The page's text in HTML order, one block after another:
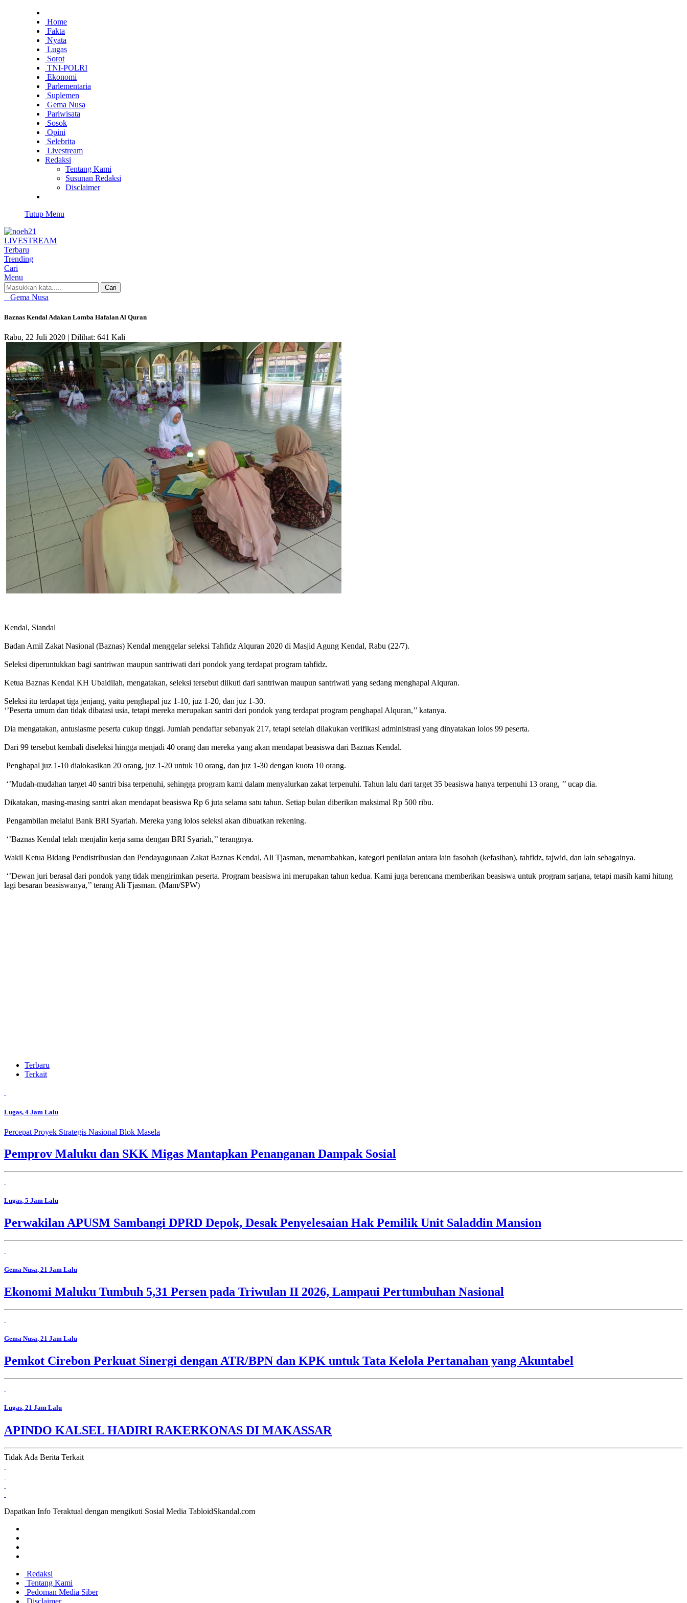
Home
Fakta
Nyata
Lugas
Sorot
TNI-POLRI
Ekonomi
Parlementaria
Suplemen
Gema Nusa
Pariwisata
Sosok
Opini
Selebrita
Livestream
Redaksi
Tentang Kami
Susunan Redaksi
Disclaimer
Tutup Menu
LIVESTREAM
Terbaru
Trending
Cari
Menu
Cari
Gema Nusa
Baznas Kendal Adakan Lomba Hafalan Al Quran
Rabu, 22 Juli 2020 | Dilihat: 641 Kali
Kendal, Siandal
Badan Amil Zakat Nasional (Baznas) Kendal menggelar seleksi Tahfidz Alquran 2020 di Masjid Agung Kendal, Rabu (22/7).
Seleksi diperuntukkan bagi santriwan maupun santriwati dari pondok yang terdapat program tahfidz.
Ketua Baznas Kendal KH Ubaidilah, mengatakan, seleksi tersebut diikuti dari santriwan maupun santriwati yang sedang menghapal Alquran.
Seleksi itu terdapat tiga jenjang, yaitu penghapal juz 1-10, juz 1-20, dan juz 1-30.
‘’Peserta umum dan tidak dibatasi usia, tetapi mereka merupakan santri dari pondok yang terdapat program penghapal Alquran,’’ katanya.
Dia mengatakan, antusiasme peserta cukup tinggi. Jumlah pendaftar sebanyak 217, tetapi setelah dilakukan verifikasi administrasi yang dinyatakan lolos 99 peserta.
Dari 99 tersebut kembali diseleksi hingga menjadi 40 orang dan mereka yang akan mendapat beasiswa dari Baznas Kendal.
Penghapal juz 1-10 dialokasikan 20 orang, juz 1-20 untuk 10 orang, dan juz 1-30 dengan kuota 10 orang.
‘’Mudah-mudahan target 40 santri bisa terpenuhi, sehingga program kami dalam menyalurkan zakat terpenuhi. Tahun lalu dari target 35 beasiswa hanya terpenuhi 13 orang, ’’ ucap dia.
Dikatakan, masing-masing santri akan mendapat beasiswa Rp 6 juta selama satu tahun. Setiap bulan diberikan maksimal Rp 500 ribu.
Pengambilan melalui Bank BRI Syariah. Mereka yang lolos seleksi akan dibuatkan rekening.
‘’Baznas Kendal telah menjalin kerja sama dengan BRI Syariah,’’ terangnya.
Wakil Ketua Bidang Pendistribusian dan Pendayagunaan Zakat Baznas Kendal, Ali Tjasman, menambahkan, kategori penilaian antara lain fasohah (kefasihan), tahfidz, tajwid, dan lain sebagainya.
‘’Dewan juri berasal dari pondok yang tidak mengirimkan peserta. Program beasiswa ini merupakan tahun kedua. Kami juga berencana memberikan beasiswa untuk program sarjana, tetapi masih kami hitung
lagi besaran beasiswanya,’’ terang Ali Tjasman. (Mam/SPW)
Terbaru
Terkait
Lugas, 4 Jam Lalu
Percepat Proyek Strategis Nasional Blok Masela
Pemprov Maluku dan SKK Migas Mantapkan Penanganan Dampak Sosial
Lugas, 5 Jam Lalu
Perwakilan APUSM Sambangi DPRD Depok, Desak Penyelesaian Hak Pemilik Unit Saladdin Mansion
Gema Nusa, 21 Jam Lalu
Ekonomi Maluku Tumbuh 5,31 Persen pada Triwulan II 2026, Lampaui Pertumbuhan Nasional
Gema Nusa, 21 Jam Lalu
Pemkot Cirebon Perkuat Sinergi dengan ATR/BPN dan KPK untuk Tata Kelola Pertanahan yang Akuntabel
Lugas, 21 Jam Lalu
APINDO KALSEL HADIRI RAKERKONAS DI MAKASSAR
Tidak Ada Berita Terkait
Dapatkan Info Teraktual dengan mengikuti Sosial Media TabloidSkandal.com
Redaksi
Tentang Kami
Pedoman Media Siber
Disclaimer